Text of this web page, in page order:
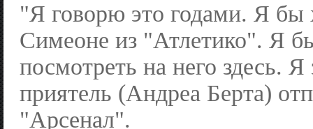
"Я говорю это годами. Я бы
Симеоне из "Атлетико". Я
посмотреть на него здесь. Я
приятель (Андреа Берта)
"Арсенал".